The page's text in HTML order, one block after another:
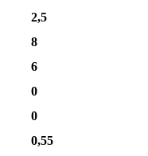
2,5
8
6
0
0
0,55